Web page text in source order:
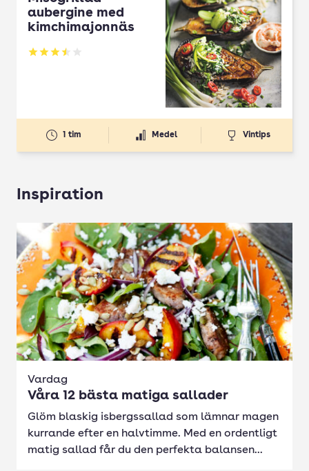
aubergine med
kimchimajonnäs
Betyg: 3.5 av 5
1 tim Medel Vintips
Inspiration
Vardag
Våra 12 bästa matiga sallader
Glöm blaskig isbergssallad som lämnar magen
kurrande efter en halvtimme. Med en ordentligt
matig sallad får du den perfekta balansen...